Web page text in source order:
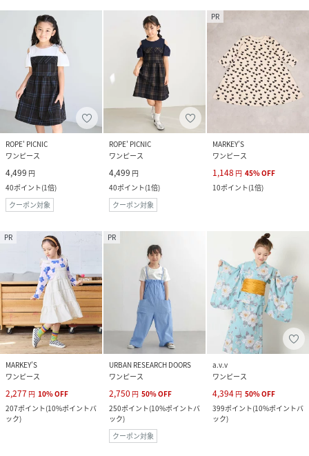
ROPE' PICNIC
ワンピース
4,499 円
40ポイント(1倍)
クーポン対象
ROPE' PICNIC
ワンピース
4,499 円
40ポイント(1倍)
クーポン対象
PR
MARKEY’S
ワンピース
1,148 円 45%OFF
10ポイント(1倍)
PR
MARKEY’S
ワンピース
2,277 円 10%OFF
207ポイント(10%ポイントバ
ック)
PR
URBAN RESEARCH DOORS
ワンピース
2,750 円 50%OFF
250ポイント(10%ポイントバ
ック)
クーポン対象
a.v.v
ワンピース
4,394 円 50%OFF
399ポイント(10%ポイントバ
ック)